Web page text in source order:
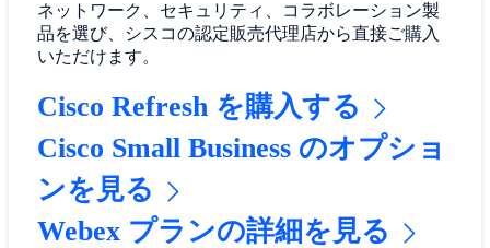
ネットワーク、セキュリティ、コラボレーション製
品を選び、シスコの認定販売代理店から直接ご購入
いただけます。
Cisco Refresh を購入する
Cisco Small Business のオプショ
ンを見る
Webex プランの詳細を見る